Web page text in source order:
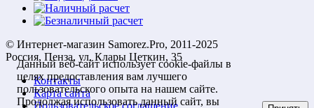
© Интернет-магазин Samorez.Pro, 2011-2025
Россия, Пенза, ул. Клары Цеткин, 35
Контакты
Карта сайта
Пользовательское соглашение
Данный веб-сайт использует cookie-файлы в
целях предоставления вам лучшего
пользовательского опыта на нашем сайте.
Продолжая использовать данный сайт, вы